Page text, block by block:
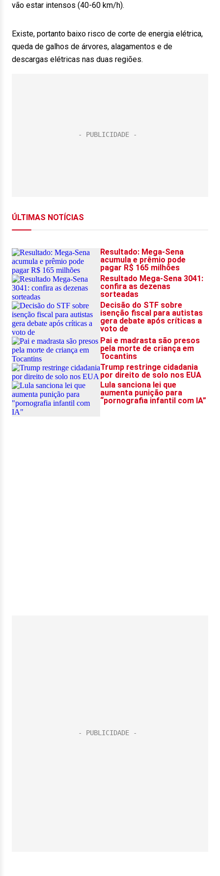
vão estar intensos (40-60 km/h).
Existe, portanto baixo risco de corte de energia elétrica,
queda de galhos de árvores, alagamentos e de
descargas elétricas nas duas regiões.